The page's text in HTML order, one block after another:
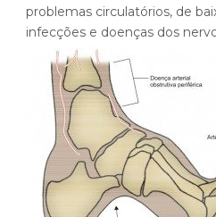
problemas circulatórios, de
infecções e doenças dos